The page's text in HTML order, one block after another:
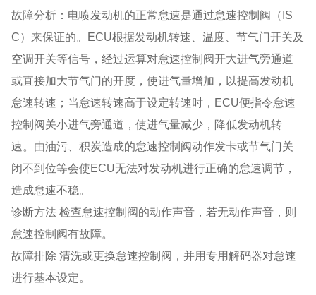
故障分析：电喷发动机的正常怠速是通过怠速控制阀（IS
C）来保证的。ECU根据发动机转速、温度、节气门开关及
空调开关等信号，经过运算对怠速控制阀开大进气旁通道
或直接加大节气门的开度，使进气量增加，以提高发动机
怠速转速；当怠速转速高于设定转速时，ECU便指令怠速
控制阀关小进气旁通道，使进气量减少，降低发动机转
速。由油污、积炭造成的怠速控制阀动作发卡或节气门关
闭不到位等会使ECU无法对发动机进行正确的怠速调节，
造成怠速不稳。
诊断方法 检查怠速控制阀的动作声音，若无动作声音，则
怠速控制阀有故障。
故障排除 清洗或更换怠速控制阀，并用专用解码器对怠速
进行基本设定。